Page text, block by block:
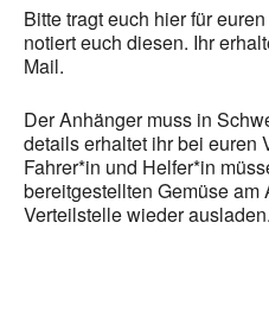
Bitte tragt euch hier für
notiert euch diesen. Ihr
Mail.
Der Anhänger muss in
details erhaltet ihr bei euren
Fahrer*in und Helfer*in
bereitgestellten Gemüse
Verteilstelle wieder ausladen.